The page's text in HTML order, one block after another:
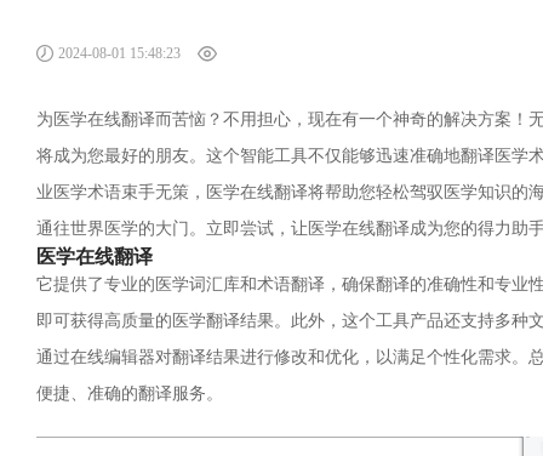
2024-08-01 15:48:23
为医学在线翻译而苦恼？不用担心，现在有一个神奇的解决方案！
将成为您最好的朋友。这个智能工具不仅能够迅速准确地翻译医
业医学术语束手无策，医学在线翻译将帮助您轻松驾驭医学知识
通往世界医学的大门。立即尝试，让医学在线翻译成为您的得力助
医学在线翻译
它提供了专业的医学词汇库和术语翻译，确保翻译的准确性和专
即可获得高质量的医学翻译结果。此外，这个工具产品还支持多种
通过在线编辑器对翻译结果进行修改和优化，以满足个性化需求
便捷、准确的翻译服务。